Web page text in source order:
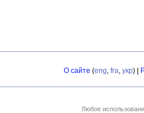
О сайте (eng, fra, укр) |
Любое